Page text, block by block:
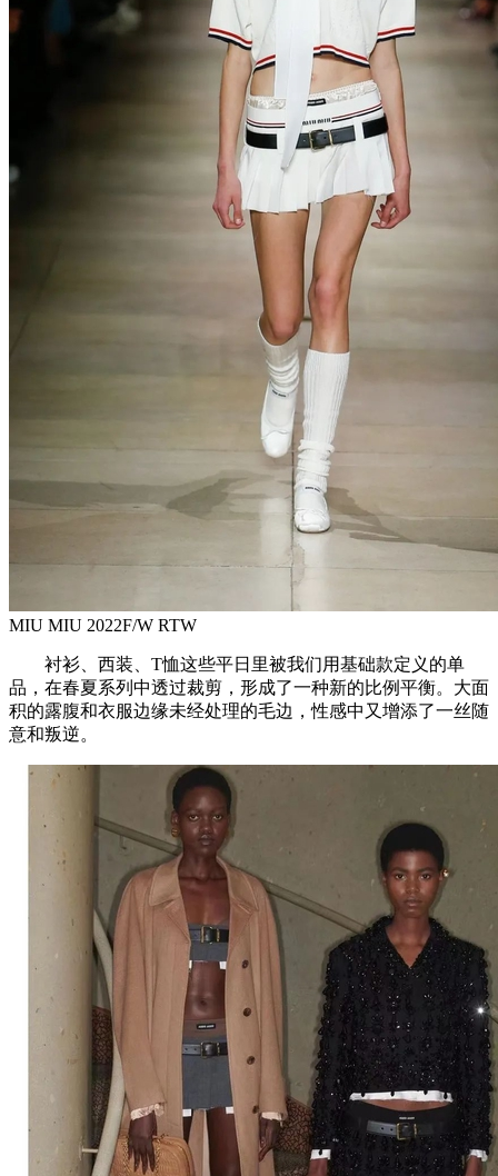
MIU MIU 2022F/W RTW
衬衫、西装、T恤这些平日里被我们用基础款定义的单
品，在春夏系列中透过裁剪，形成了一种新的比例平衡。大面
积的露腹和衣服边缘未经处理的毛边，性感中又增添了一丝随
意和叛逆。